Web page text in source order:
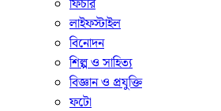
ফিচার
লাইফস্টাইল
বিনোদন
শিল্প ও সাহিত্য
বিজ্ঞান ও প্রযুক্তি
ফটো